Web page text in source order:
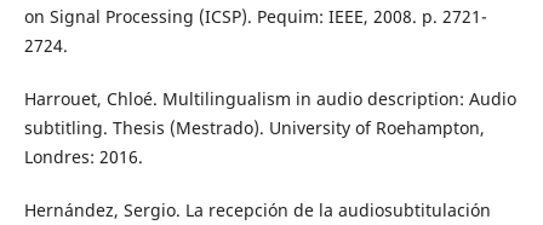
on Signal Processing (ICSP). Pequim: IEEE, 2008. p. 2721-
2724.
Harrouet, Chloé. Multilingualism in audio description: Audio
subtitling. Thesis (Mestrado). University of Roehampton,
Londres: 2016.
Hernández, Sergio. La recepción de la audiosubtitulación